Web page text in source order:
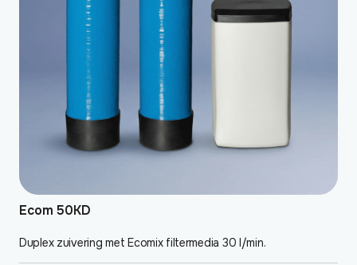
Ecom 50KD
Duplex zuivering met Ecomix filtermedia 30 l/min.